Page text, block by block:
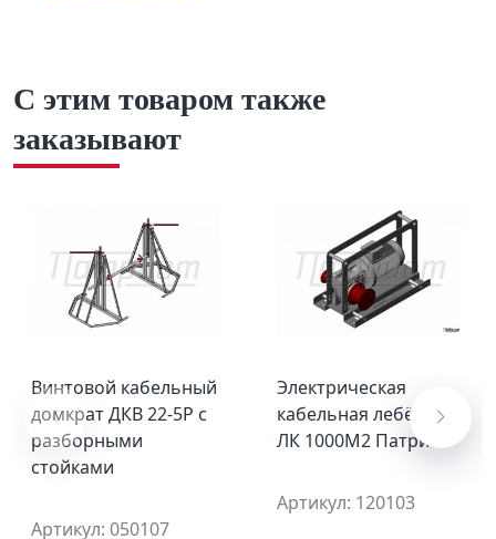
С этим товаром также
заказывают
Винтовой кабельный
домкрат ДКВ 22-5Р с
разборными
стойками
Артикул: 050107
Электрическая
кабельная лебёдка
ЛК 1000М2 Патриот
Артикул: 120103